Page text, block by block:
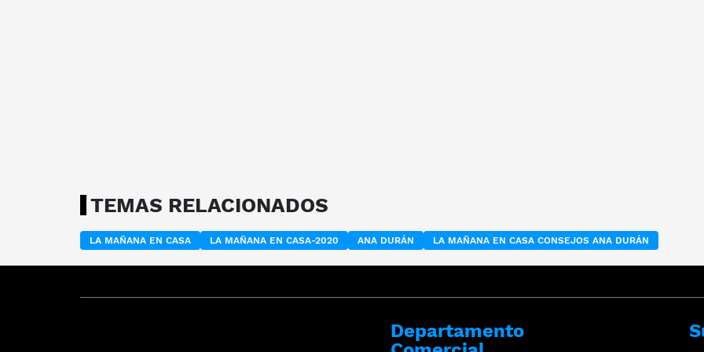
TEMAS RELACIONADOS
LA MAÑANA EN CASA LA MAÑANA EN CASA-2020 ANA DURÁN LA MAÑANA EN CASA CONSEJOS ANA DURÁN
Departamento